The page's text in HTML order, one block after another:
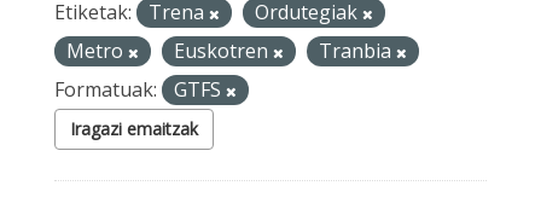
Etiketak: Trena
Ordutegiak
Metro
Euskotren
Tranbia
Formatuak:
GTFS
Iragazi emaitzak